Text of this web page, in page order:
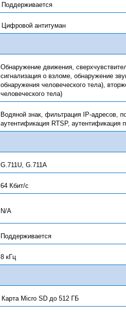
Поддерживается
Цифровой антитуман
Обнаружение движения,
сигнализация о взломе, обнаружение
обнаружения человеческого тела),
человеческого тела)
Водяной знак, фильтрация IP-адресов,
аутентификация RTSP, аутентификация
G.711U, G.711A
64 Кбит/с
N/A
Поддерживается
8 кГц
Карта Micro SD до 512 ГБ